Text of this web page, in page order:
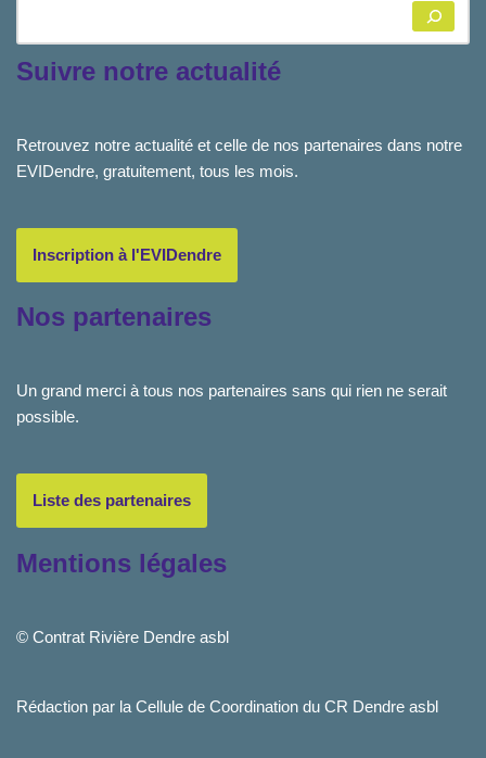
Suivre notre actualité
Retrouvez notre actualité et celle de nos partenaires dans notre
EVIDendre, gratuitement, tous les mois.
Inscription à l'EVIDendre
Nos partenaires
Un grand merci à tous nos partenaires sans qui rien ne serait
possible.
Liste des partenaires
Mentions légales
© Contrat Rivière Dendre asbl
Rédaction par la Cellule de Coordination du CR Dendre asbl